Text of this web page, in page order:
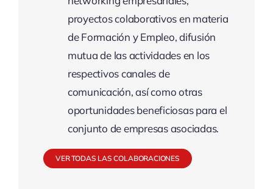
proyectos colaborativos en materia
de Formación y Empleo, difusión
mutua de las actividades en los
respectivos canales de
comunicación, así como otras
oportunidades beneficiosas para el
conjunto de empresas asociadas.
VER TODAS LAS COLABORACIONES